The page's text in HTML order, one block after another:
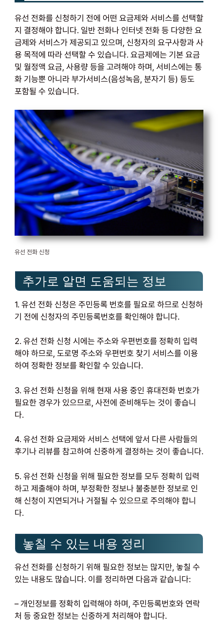
유선 전화를 신청하기 전에 어떤 요금제와 서비스를 선택할
지 결정해야 합니다. 일반 전화나 인터넷 전화 등 다양한 요
금제와 서비스가 제공되고 있으며, 신청자의 요구사항과 사
용 목적에 따라 선택할 수 있습니다. 요금제에는 기본 요금
및 월정액 요금, 사용량 등을 고려해야 하며, 서비스에는 통
화 기능뿐 아니라 부가서비스(음성녹음, 분자기 등) 등도
포함될 수 있습니다.
유선 전화 신청
추가로 알면 도움되는 정보
1. 유선 전화 신청은 주민등록 번호를 필요로 하므로 신청하
기 전에 신청자의 주민등록번호를 확인해야 합니다.
2. 유선 전화 신청 시에는 주소와 우편번호를 정확히 입력
해야 하므로, 도로명 주소와 우편번호 찾기 서비스를 이용
하여 정확한 정보를 확인할 수 있습니다.
3. 유선 전화 신청을 위해 현재 사용 중인 휴대전화 번호가
필요한 경우가 있으므로, 사전에 준비해두는 것이 좋습니
다.
4. 유선 전화 요금제와 서비스 선택에 앞서 다른 사람들의
후기나 리뷰를 참고하여 신중하게 결정하는 것이 좋습니다.
5. 유선 전화 신청을 위해 필요한 정보를 모두 정확히 입력
하고 제출해야 하며, 부정확한 정보나 불충분한 정보로 인
해 신청이 지연되거나 거절될 수 있으므로 주의해야 합니
다.
놓칠 수 있는 내용 정리
유선 전화를 신청하기 위해 필요한 정보는 많지만, 놓칠 수
있는 내용도 많습니다. 이를 정리하면 다음과 같습니다:
– 개인정보를 정확히 입력해야 하며, 주민등록번호와 연락
처 등 중요한 정보는 신중하게 처리해야 합니다.